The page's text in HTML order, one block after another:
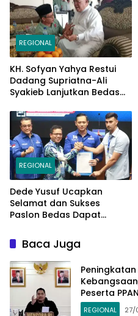
REGIONAL
KH. Sofyan Yahya Restui
Dadang Supriatna-Ali
Syakieb Lanjutkan Bedas
REGIONAL
Dede Yusuf Ucapkan
Selamat dan Sukses
Paslon Bedas Dapat
Pilbup Bandung
Baca Juga
Peningkatan
Peserta
Katalisator
REGIONAL 27/